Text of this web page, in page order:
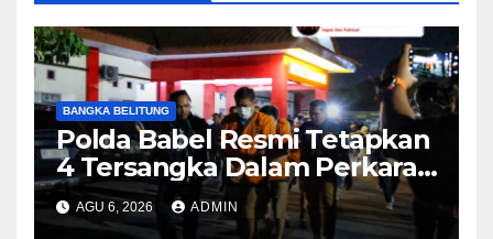
BANGKA BELITUNG
Polda Babel Resmi Tetapkan
4 Tersangka Dalam Perkara
52,5 Ton Pasir Timah Ilegal Di
Belitung
AGU 6, 2026 ADMIN